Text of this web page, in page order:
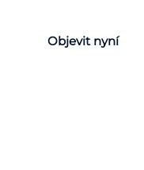
Objevit nyní